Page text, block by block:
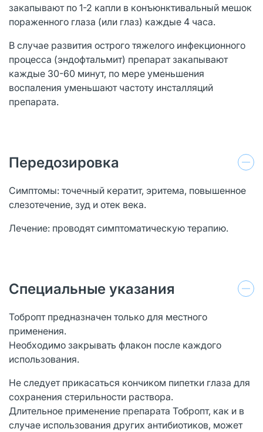
закапывают по 1-2 капли в конъюнктивальный мешок
пораженного глаза (или глаз) каждые 4 часа.
В случае развития острого тяжелого инфекционного
процесса (эндофтальмит) препарат закапывают
каждые 30-60 минут, по мере уменьшения
воспаления уменьшают частоту инсталляций
препарата.
Передозировка
Симптомы: точечный кератит, эритема, повышенное
слезотечение, зуд и отек века.
Лечение: проводят симптоматическую терапию.
Специальные указания
Тобропт предназначен только для местного
применения.
Необходимо закрывать флакон после каждого
использования.
Не следует прикасаться кончиком пипетки глаза для
сохранения стерильности раствора.
Длительное применение препарата Тобропт, как и в
случае использования других антибиотиков, может